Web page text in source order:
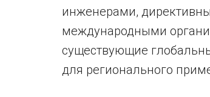
инженерами,
международными
существующие
для регионального